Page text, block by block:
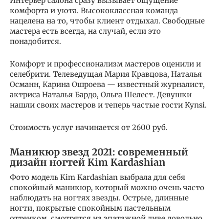
комфорта и уюта. Высококлассная команда
нацелена на то, чтобы клиент отдыхал. Свободные
мастера есть всегда, на случай, если это
понадобится.
Комфорт и профессионализм мастеров оценили и
селебрити. Телеведущая Мария Кравцова, Наталья
Османн, Карина Ошроева — известный журналист,
актриса Наталья Бардо, Ольга Шелест. Девушки
нашли своих мастеров и теперь частые гости Kynsi.
Стоимость услуг начинается от 2600 руб.
Маникюр звезд 2021: современный
дизайн ногтей Kim Kardashian
Фото модель Kim Kardashian выбрала для себя
спокойный маникюр, который можно очень часто
наблюдать на ногтях звезды. Острые, длинные
ногти, покрытые спокойным пастельным